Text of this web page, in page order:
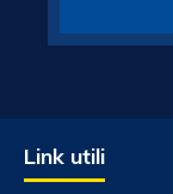
Link utili